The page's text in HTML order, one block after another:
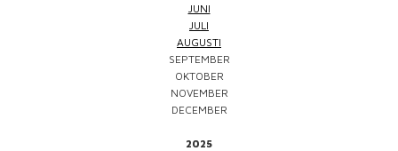
JUNI
JULI
AUGUSTI
SEPTEMBER
OKTOBER
NOVEMBER
DECEMBER
2025